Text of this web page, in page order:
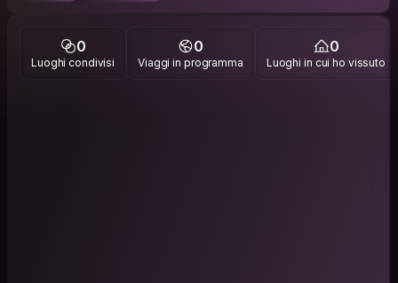
0
Luoghi condivisi
0
Viaggi in programma
0
Luoghi in cui ho vissuto